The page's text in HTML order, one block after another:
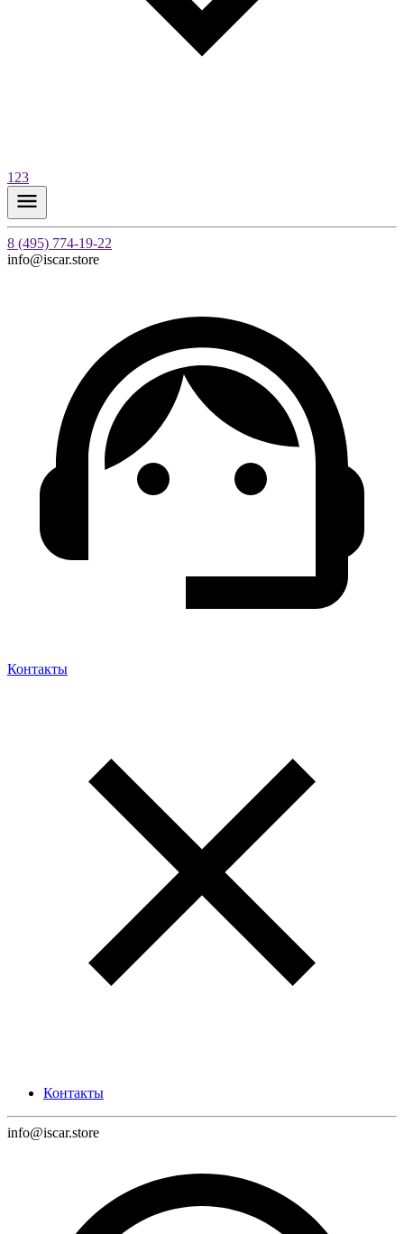
123
8 (495) 774-19-22
info@iscar.store
Контакты
Контакты
info@iscar.store